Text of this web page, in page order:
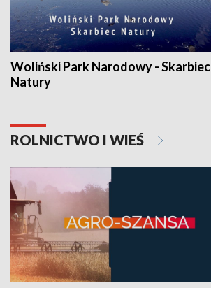
Woliński Park Narodowy - Skarbiec
Natury
ROLNICTWO I WIEŚ